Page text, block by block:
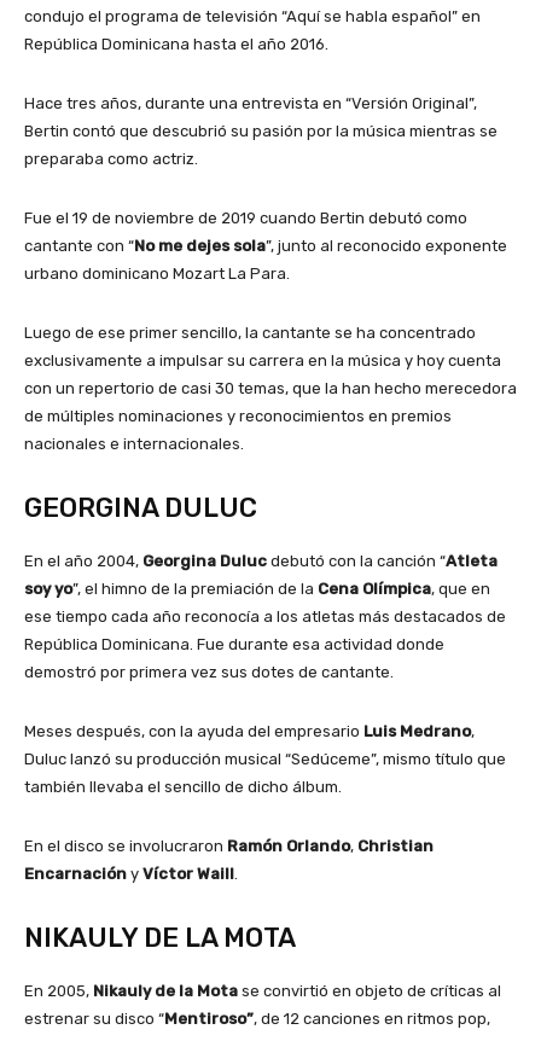
condujo el programa de televisión “Aquí se habla español” en
República Dominicana hasta el año 2016.
Hace tres años, durante una entrevista en “Versión Original”,
Bertin contó que descubrió su pasión por la música mientras se
preparaba como actriz.
Fue el 19 de noviembre de 2019 cuando Bertin debutó como
cantante con “No me dejes sola”, junto al reconocido exponente
urbano dominicano Mozart La Para.
Luego de ese primer sencillo, la cantante se ha concentrado
exclusivamente a impulsar su carrera en la música y hoy cuenta
con un repertorio de casi 30 temas, que la han hecho merecedora
de múltiples nominaciones y reconocimientos en premios
nacionales e internacionales.
GEORGINA DULUC
En el año 2004, Georgina Duluc debutó con la canción “Atleta
soy yo”, el himno de la premiación de la Cena Olímpica, que en
ese tiempo cada año reconocía a los atletas más destacados de
República Dominicana. Fue durante esa actividad donde
demostró por primera vez sus dotes de cantante.
Meses después, con la ayuda del empresario Luis Medrano,
Duluc lanzó su producción musical “Sedúceme”, mismo título que
también llevaba el sencillo de dicho álbum.
En el disco se involucraron Ramón Orlando, Christian
Encarnación y Víctor Waill.
NIKAULY DE LA MOTA
En 2005, Nikauly de la Mota se convirtió en objeto de críticas al
estrenar su disco “Mentiroso”, de 12 canciones en ritmos pop,